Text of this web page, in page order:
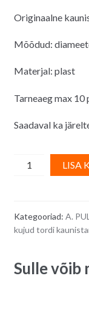
Originaalne
Mõõdud:
Materjal: plast
Tarneaeg max 10
Saadaval ka
Pulmatordi
kaunistus
luigepaar
sõrmustega
LISA
Kategooriad: A.
kujud tordi
Sulle võib